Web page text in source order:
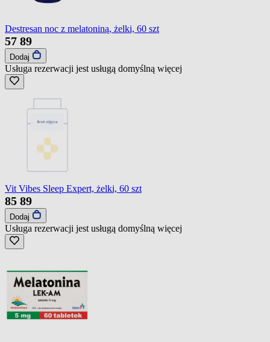
Destresan noc z melatoniną, żelki, 60 szt
57 89
Dodaj
Usługa rezerwacji jest usługą domyślną więcej
Vit Vibes Sleep Expert, żelki, 60 szt
85 89
Dodaj
Usługa rezerwacji jest usługą domyślną więcej